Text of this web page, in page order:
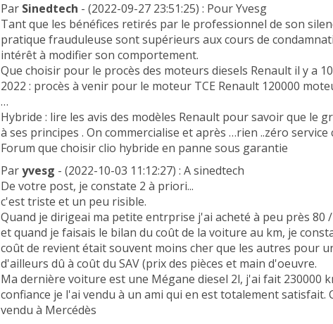
Par Sinedtech - (2022-09-27 23:51:25) : Pour Yvesg
Tant que les bénéfices retirés par le professionnel de son
pratique frauduleuse sont supérieurs aux cours de
intérêt à modifier son comportement.
Que choisir pour le procès des moteurs diesels Renault il y a
2022 : procès à venir pour le moteur TCE Renault 120000
…
Hybride : lire les avis des modèles Renault pour savoir que le
à ses principes . On commercialise et après …rien ..zéro service
Forum que choisir clio hybride en panne sous garantie
Paryvesg - (2022-10-03 11:12:27) : A sinedtech
De votre post, je constate 2 à priori...
c'est triste et un peu risible.
Quand je dirigeai ma petite entrprise j'ai acheté à peu près 80
et quand je faisais le bilan du coût de la voiture au km, je
coût de revient était souvent moins cher que les autres pour
d'ailleurs dû à coût du SAV (prix des pièces et main d'oeuvre.
Ma dernière voiture est une Mégane diesel 2l, j'ai fait 230000
confiance je l'ai vendu à un ami qui en est totalement satisfait.
vendu à Mercédès